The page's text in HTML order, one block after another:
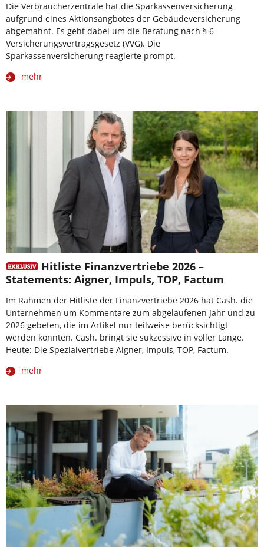
Die Verbraucherzentrale hat die Sparkassenversicherung
aufgrund eines Aktionsangbotes der Gebäudeversicherung
abgemahnt. Es geht dabei um die Beratung nach § 6
Versicherungsvertragsgesetz (VVG). Die
Sparkassenversicherung reagierte prompt.
mehr
Hitliste Finanzvertriebe 2026 –
Statements: Aigner, Impuls, TOP, Factum
Im Rahmen der Hitliste der Finanzvertriebe 2026 hat Cash. die
Unternehmen um Kommentare zum abgelaufenen Jahr und zu
2026 gebeten, die im Artikel nur teilweise berücksichtigt
werden konnten. Cash. bringt sie sukzessive in voller Länge.
Heute: Die Spezialvertriebe Aigner, Impuls, TOP, Factum.
mehr